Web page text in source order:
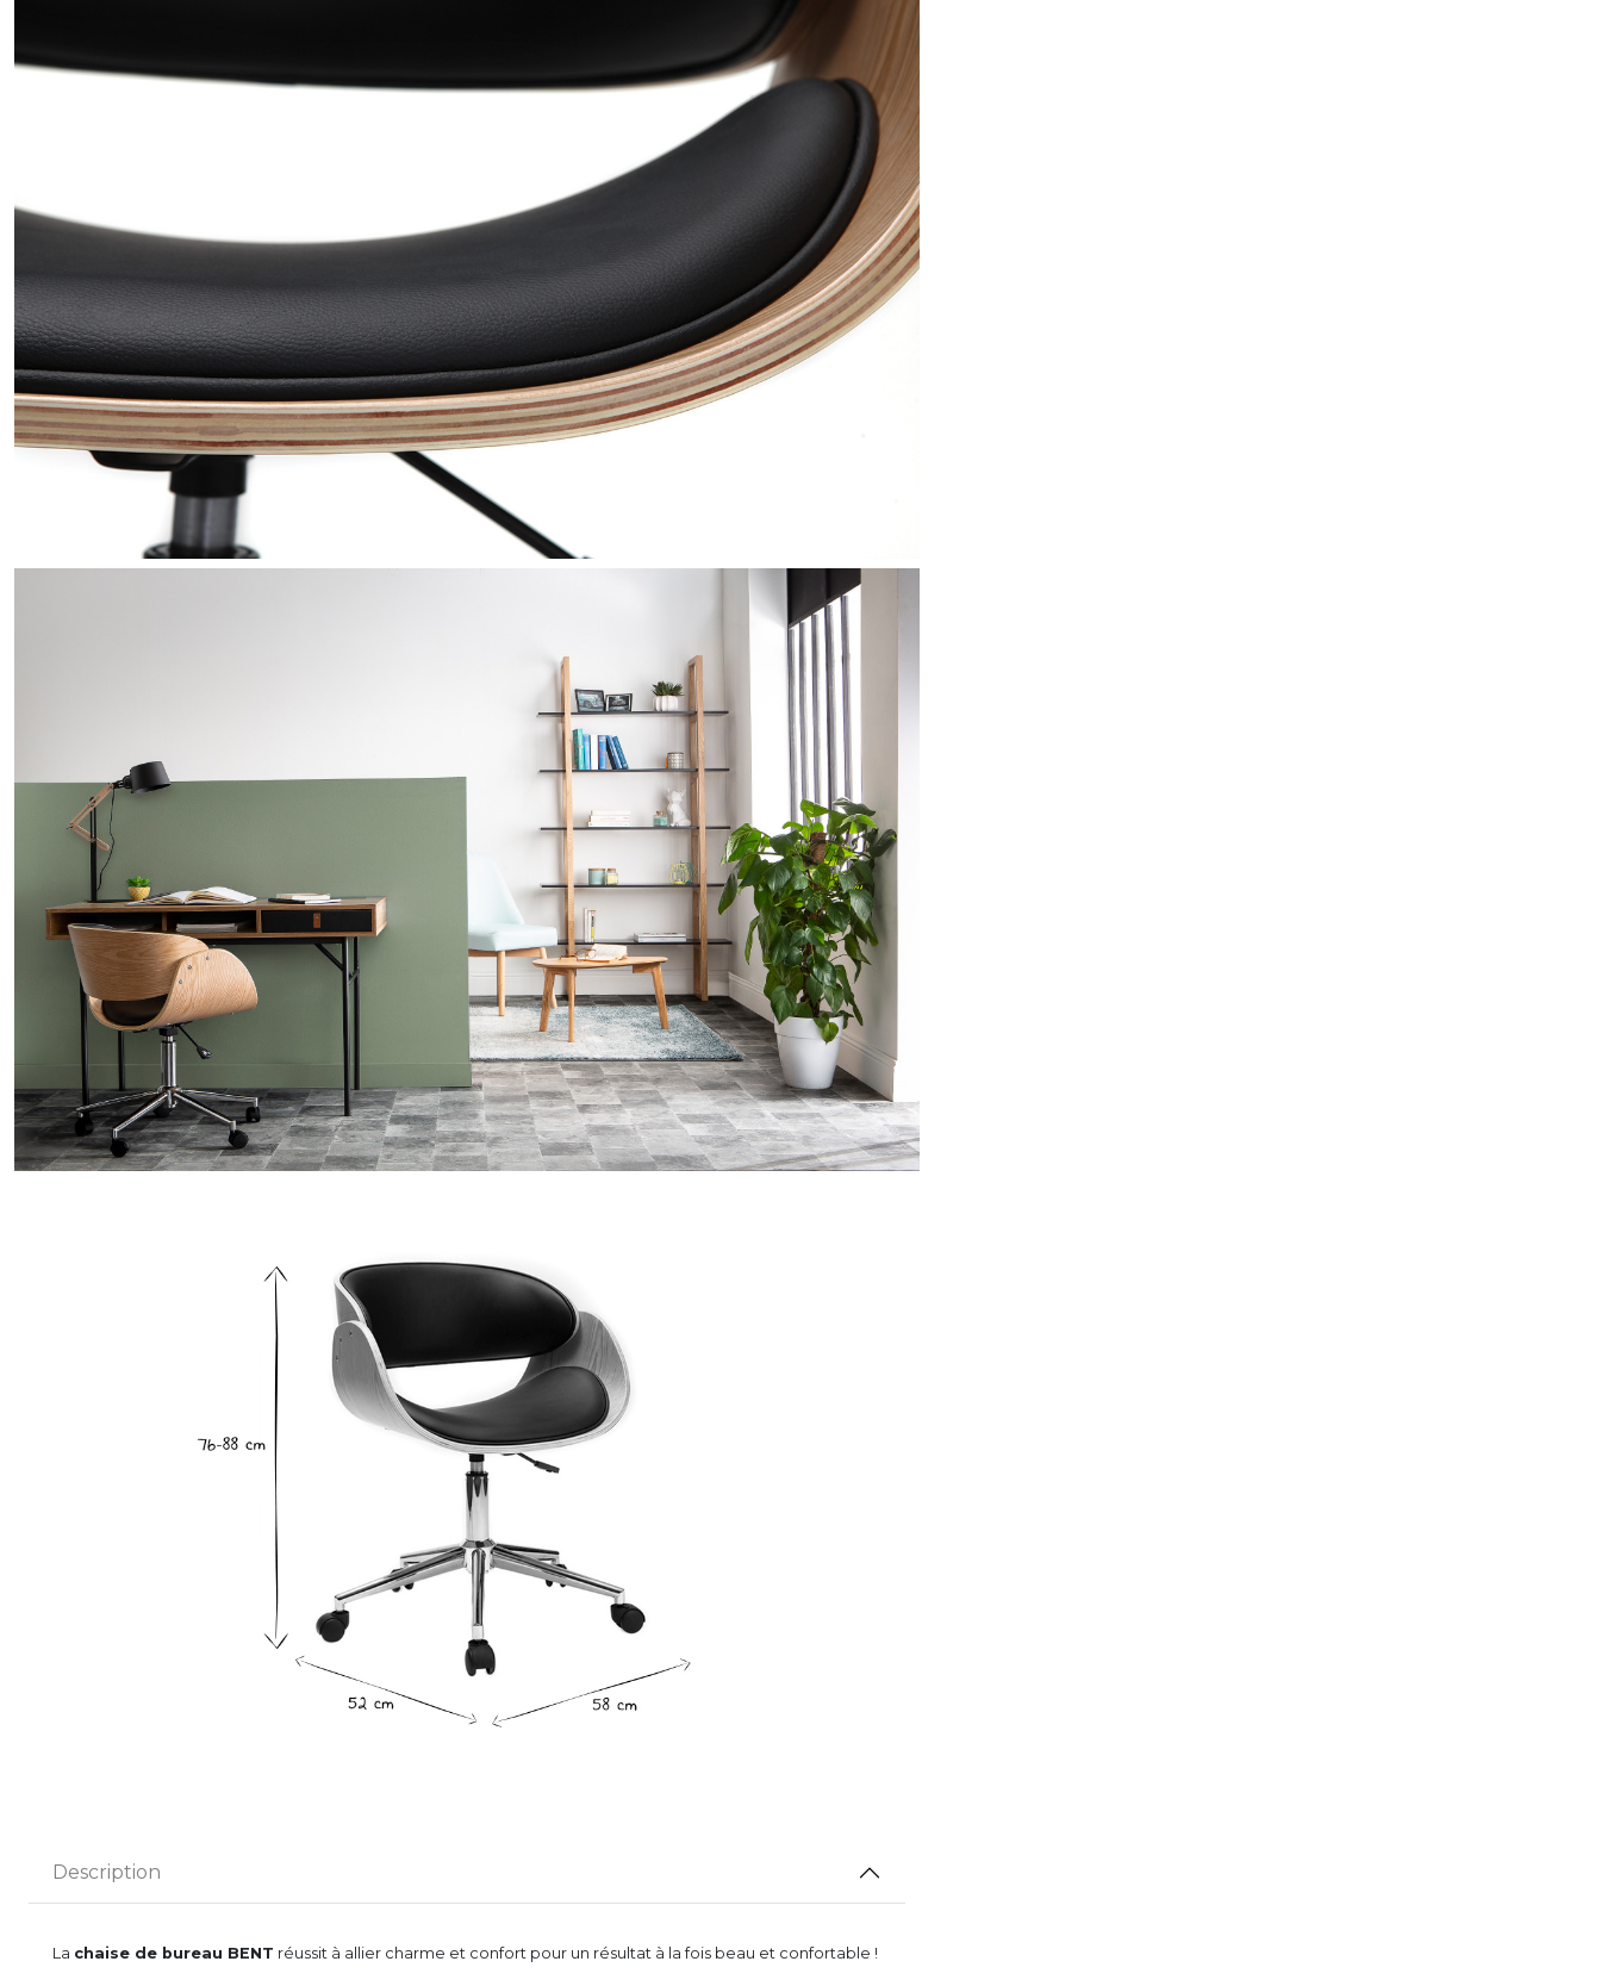
Description
La chaise de bureau BENT réussit à allier charme et confort pour un résultat à la fois beau et confortable !